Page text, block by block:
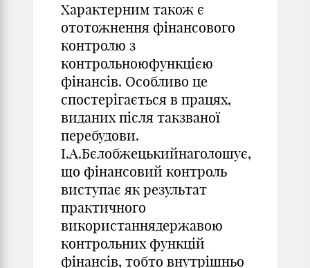
Характерним також є
ототожнення фінансового
контролю з
контрольноюфункцією
фінансів. Особливо це
спостерігається в працях,
виданих після такзваної
перебудови.
І.А.Бєлобжецькийнаголошує,
що фінансовий контроль
виступає як результат
практичного
використаннядержавою
контрольних функцій
фінансів, тобто внутрішньо